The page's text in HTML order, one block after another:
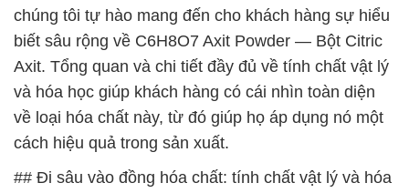
chúng tôi tự hào mang đến cho khách hàng sự hiểu
biết sâu rộng về C6H8O7 Axit Powder — Bột Citric
Axit. Tổng quan và chi tiết đầy đủ về tính chất vật lý
và hóa học giúp khách hàng có cái nhìn toàn diện
về loại hóa chất này, từ đó giúp họ áp dụng nó một
cách hiệu quả trong sản xuất.
## Đi sâu vào đồng hóa chất: tính chất vật lý và hóa